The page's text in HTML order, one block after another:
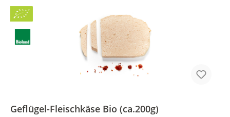
Bio
BLa
Geflügel-Fleischkäse Bio (ca.200g)